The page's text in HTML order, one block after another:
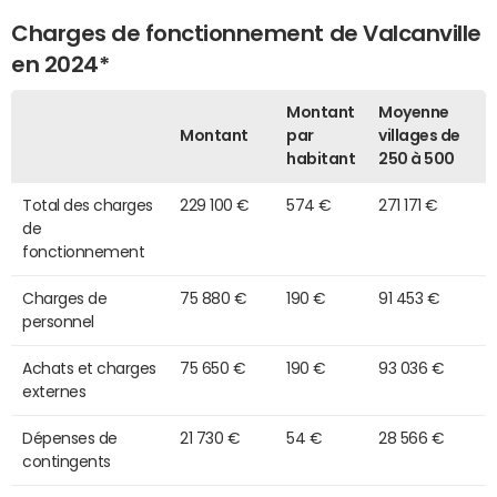
Charges de fonctionnement de Valcanville
en 2024*
Montant
Montant
par
habitant
Moyenne
villages de
250 à 500
Total des charges
de
fonctionnement
229 100 € 574 € 271 171 €
Charges de
personnel
75 880 € 190 € 91 453 €
Achats et charges
externes
75 650 € 190 € 93 036 €
Dépenses de
contingents
21 730 € 54 € 28 566 €